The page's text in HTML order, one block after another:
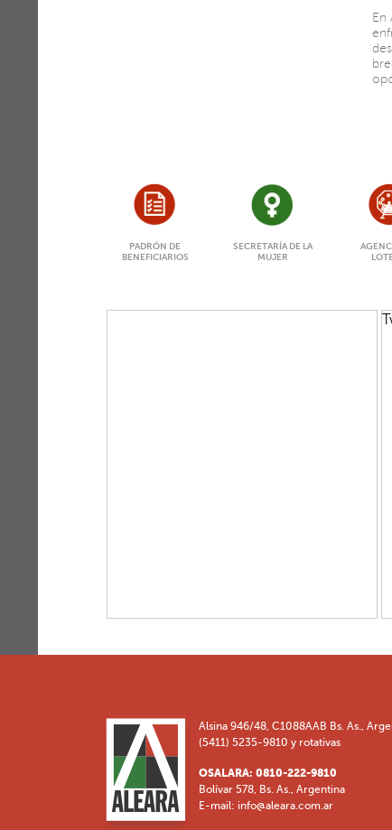
En
PADRÓN DE
BENEFICIARIOS
SECRETARÍA DE LA
MUJER
Alsina 946/48, C1088AAB Bs. As.,
(5411) 5235-9810 y rotativas
OSALARA: 0810-222-9810
Bolívar 578, Bs. As., Argentina
E-mail: info@aleara.com.ar